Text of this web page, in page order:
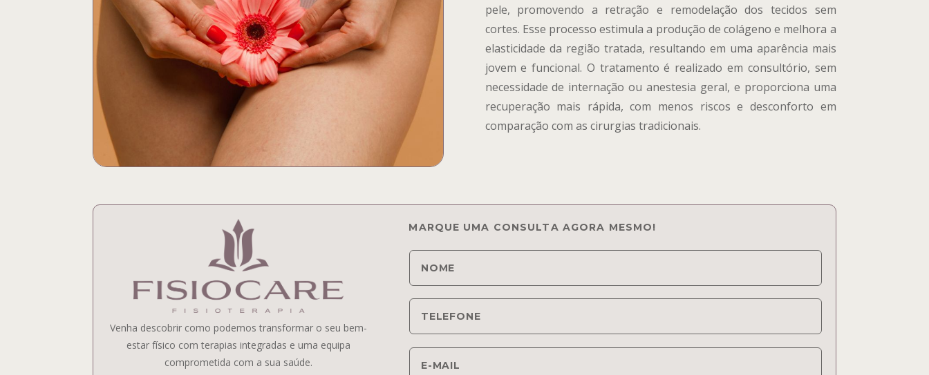
pele, promovendo a retração e remodelação dos tecidos sem
cortes. Esse processo estimula a produção de colágeno e melhora a
elasticidade da região tratada, resultando em uma aparência mais
jovem e funcional. O tratamento é realizado em consultório, sem
necessidade de internação ou anestesia geral, e proporciona uma
recuperação mais rápida, com menos riscos e desconforto em
comparação com as cirurgias tradicionais.
Venha descobrir como podemos transformar o seu bem-
estar físico com terapias integradas e uma equipa
comprometida com a sua saúde.
MARQUE UMA CONSULTA AGORA MESMO!